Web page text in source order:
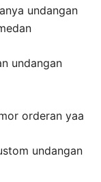
undangan
undangan
orderan yaa
undangan